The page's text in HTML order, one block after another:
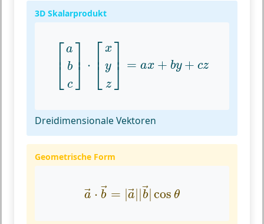
3D Skalarprodukt
⎡
⎢⎣
a
b
c
⎤⎥
⎦ ⋅ ⎡
⎢⎣
x
y
z
⎤⎥
⎦ = ax + by + cz
a ]⋅ xy
Dreidimensionale Vektoren
Geometrische Form
→
a ⋅ →
b = |→
a|| →
b| cos θ
a →⋅ →=|a→ b